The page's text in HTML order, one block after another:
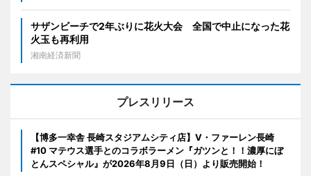
サザンビーチで2年ぶりに花火大会 全国で中止になった花
火玉も再利用
湘南経済新聞
プレスリリース
【博多一幸舎 長崎スタジアムシティ店】V・ファーレン長崎
#10 マテウス選手とのコラボラーメン『ガツンと！！濃厚にぼ
とんスペシャル』が2026年8月9日（日）より販売開始！